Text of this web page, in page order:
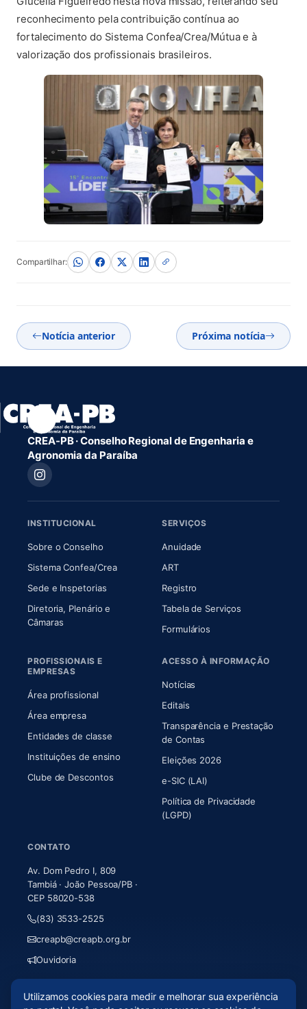
reconhecimento pela contribuição contínua ao
fortalecimento do Sistema Confea/Crea/Mútua e à
valorização dos profissionais brasileiros.
Compartilhar:
Notícia anterior Próxima notícia
CREA-PB · Conselho Regional de Engenharia e
Agronomia da Paraíba
INSTITUCIONAL
Sobre o Conselho(abre em nova aba)
Sistema Confea/Crea(abre em nova aba)
Sede e Inspetorias
Diretoria, Plenário e
Câmaras(abre em nova aba)
SERVIÇOS
Anuidade
ART(abre em nova aba)
Registro
Tabela de Serviços
Formulários
PROFISSIONAIS E
EMPRESAS
Área profissional
Área empresa
Entidades de classe
Instituições de ensino
Clube de Descontos
ACESSO À INFORMAÇÃO
Notícias
Editais
Transparência e Prestação
de Contas
Eleições 2026
e-SIC (LAI)
Política de Privacidade
(LGPD)
CONTATO
Av. Dom Pedro I, 809
Tambiá · João Pessoa/PB ·
CEP 58020-538
(83) 3533-2525
creapb@creapb.org.br
Ouvidoria
© 2026 CREA-PB · Todos os direitos reservados
Utilizamos cookies para medir e melhorar sua experiência